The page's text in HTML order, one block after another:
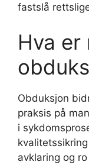
fastslå
Hva er
Obduksjon
praksis på
i
avklaring og